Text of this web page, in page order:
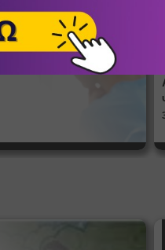
το σώμα
σεξουαλικής
της